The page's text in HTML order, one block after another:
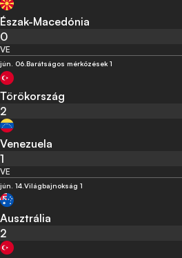
Észak-Macedónia
0
VE
jún. 06.Barátságos mérkőzések 1
Törökország
2
Venezuela
1
VE
jún. 14.Világbajnokság 1
Ausztrália
2